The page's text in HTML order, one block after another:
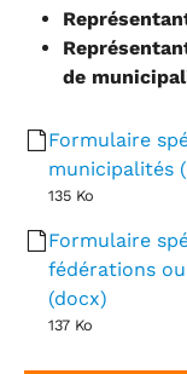
de
Formulaire
municipalités
135 Ko
Formulaire
fédérations
(docx)
137 Ko